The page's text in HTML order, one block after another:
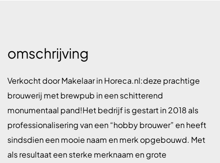
omschrijving
Verkocht door Makelaar in Horeca.nl:deze prachtige
brouwerij met brewpub in een schitterend
monumentaal pand!Het bedrijf is gestart in 2018 als
professionalisering van een “hobby brouwer” en heeft
sindsdien een mooie naam en merk opgebouwd. Met
als resultaat een sterke merknaam en grote